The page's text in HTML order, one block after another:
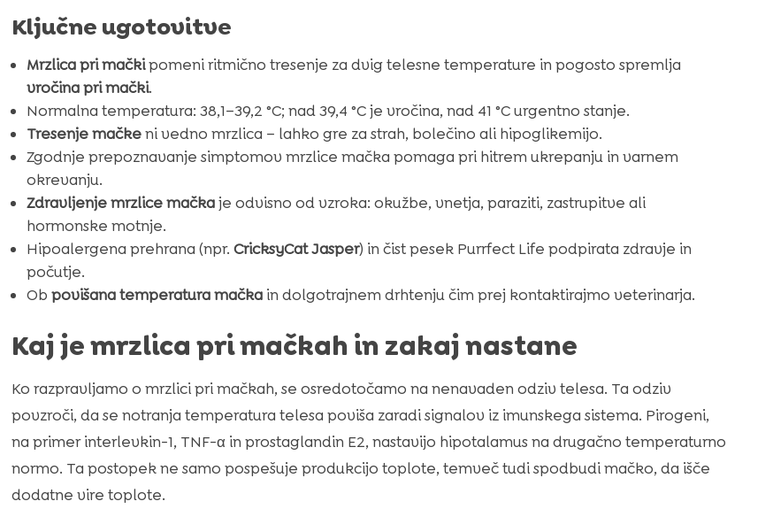
Ključne ugotovitve
Mrzlica pri mačkipomeni ritmično tresenje za dvig telesne temperature in pogosto spremlja
vročina pri mački.
Normalna temperatura: 38,1–39,2 °C; nad 39,4 °C je vročina, nad 41 °C urgentno stanje.
Tresenje mačkeni vedno mrzlica – lahko gre za strah, bolečino ali hipoglikemijo.
Zgodnje prepoznavanje simptomov mrzlice mačka pomaga pri hitrem ukrepanju in varnem
okrevanju.
Zdravljenje mrzlice mačkaje odvisno od vzroka: okužbe, vnetja, paraziti, zastrupitve ali
hormonske motnje.
Hipoalergena prehrana (npr. CricksyCat Jasper) in čist pesek Purrfect Life podpirata zdravje in
počutje.
Ob povišana temperatura mačkain dolgotrajnem drhtenju čim prej kontaktirajmo veterinarja.
Kaj je mrzlica pri mačkah in zakaj nastane
Ko razpravljamo o mrzlici pri mačkah, se osredotočamo na nenavaden odziv telesa. Ta odziv
povzroči, da se notranja temperatura telesa poviša zaradi signalov iz imunskega sistema. Pirogeni,
na primer interlevkin-1, TNF-α in prostaglandin E2, nastavijo hipotalamus na drugačno temperaturno
normo. Ta postopek ne samo pospešuje produkcijo toplote, temveč tudi spodbudi mačko, da išče
dodatne vire toplote.